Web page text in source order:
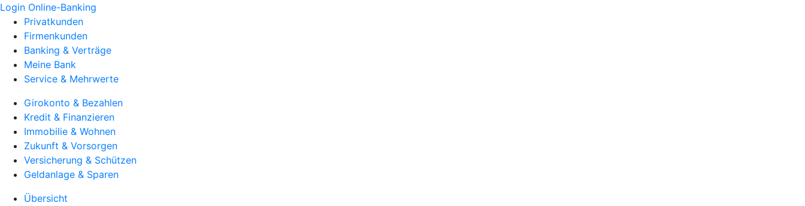
Login Online-Banking
Privatkunden
Firmenkunden
Banking & Verträge
Meine Bank
Service & Mehrwerte
Girokonto & Bezahlen
Kredit & Finanzieren
Immobilie & Wohnen
Zukunft & Vorsorgen
Versicherung & Schützen
Geldanlage & Sparen
Übersicht